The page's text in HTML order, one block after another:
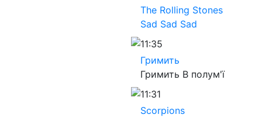
The Rolling Stones
Sad Sad Sad
11:35
Гримить
Гримить В полум'ї
11:31
Scorpions